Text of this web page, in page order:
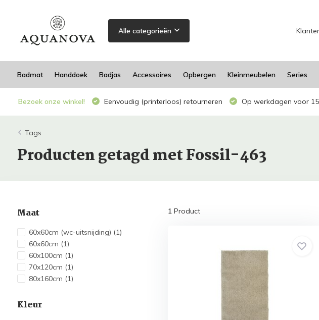
Alle categorieën
Badmat Handdoek Badjas Accessoires Opbergen Kleinmeubelen Series
Bezoek onze winkel! Eenvoudig (printerloos) retourneren Op werkdagen voor
Tags
Producten getagd met Fossil-463
Maat
60x60cm (wc-uitsnijding) (1)
60x60cm (1)
60x100cm (1)
70x120cm (1)
80x160cm (1)
Kleur
1Product